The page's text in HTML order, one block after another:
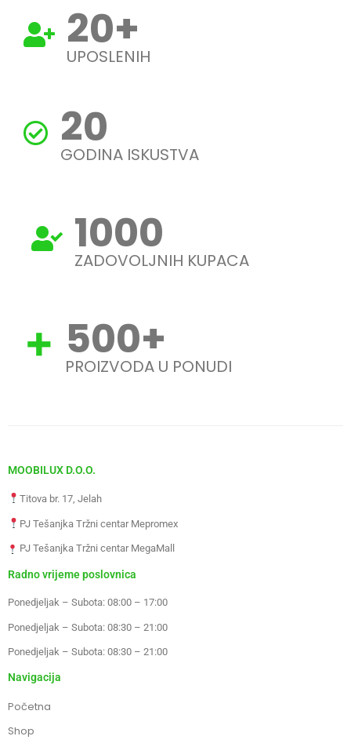
20+
UPOSLENIH
20
GODINA ISKUSTVA
1000
ZADOVOLJNIH KUPACA
500+
PROIZVODA U PONUDI
MOOBILUX D.O.O.
Titova br. 17, Jelah
PJ Tešanjka Tržni centar Mepromex
PJ Tešanjka Tržni centar MegaMall
Radno vrijeme poslovnica
Ponedjeljak – Subota: 08:00 – 17:00
Ponedjeljak – Subota: 08:30 – 21:00
Ponedjeljak – Subota: 08:30 – 21:00
Navigacija
Početna
Shop